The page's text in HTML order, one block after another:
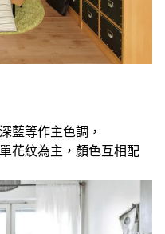
藍等作主色調，
花紋為主，顏色互相配